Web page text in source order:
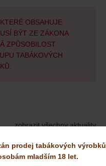
OBSAHUJE
BÝT ZE ZÁKONA
ZPŮSOBILOST
TABÁKOVÝCH
zobrazit všechny aktuality
prodej tabákových
mladším 18 let.